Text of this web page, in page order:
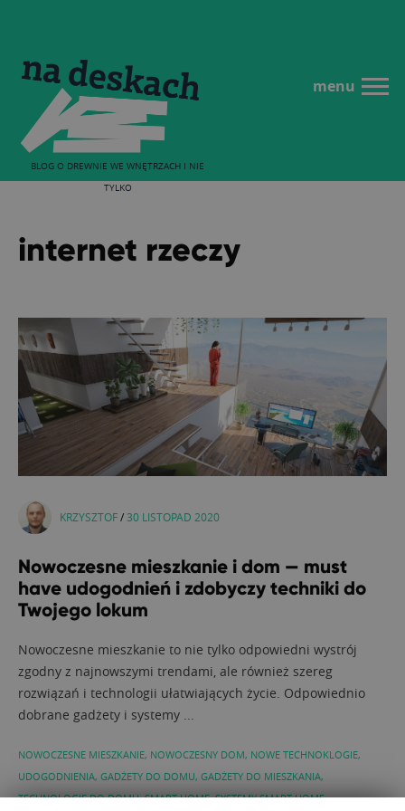
BLOG O DREWNIE WE WNĘTRZACH I NIE
TYLKO
menu
internet rzeczy
KRZYSZTOF/30 LISTOPAD 2020
Nowoczesne mieszkanie i dom — must
have udogodnień i zdobyczy techniki do
Twojego lokum
Nowoczesne mieszkanie to nie tylko odpowiedni wystrój
zgodny z najnowszymi trendami, ale również szereg
rozwiązań i technologii ułatwiających życie. Odpowiednio
dobrane gadżety i systemy ...
NOWOCZESNE MIESZKANIE, NOWOCZESNY DOM, NOWE TECHNOKLOGIE,
UDOGODNIENIA, GADŻETY DO DOMU, GADŻETY DO MIESZKANIA,
TECHNOLOGIE DO DOMU,SMART HOME,SYSTEMY SMART HOME,